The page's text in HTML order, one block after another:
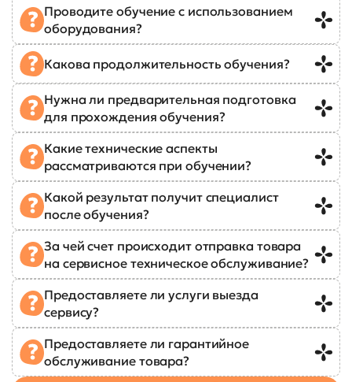
Проводите обучение с использованием
оборудования?
Какова продолжительность обучения?
Нужна ли предварительная подготовка
для прохождения обучения?
Какие технические аспекты
рассматриваются при обучении?
Какой результат получит специалист
после обучения?
За чей счет происходит отправка товара
на сервисное техническое обслуживание?
Предоставляете ли услуги выезда
сервису?
Предоставляете ли гарантийное
обслуживание товара?